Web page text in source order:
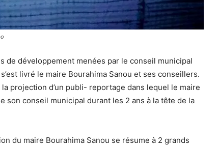
de développement menées par le conseil municipal
livré le maire Bourahima Sanou et ses conseillers.
projection d’un publi- reportage dans lequel le maire
son conseil municipal durant les 2 ans à la tête de la
du maire Bourahima Sanou se résume à 2 grands